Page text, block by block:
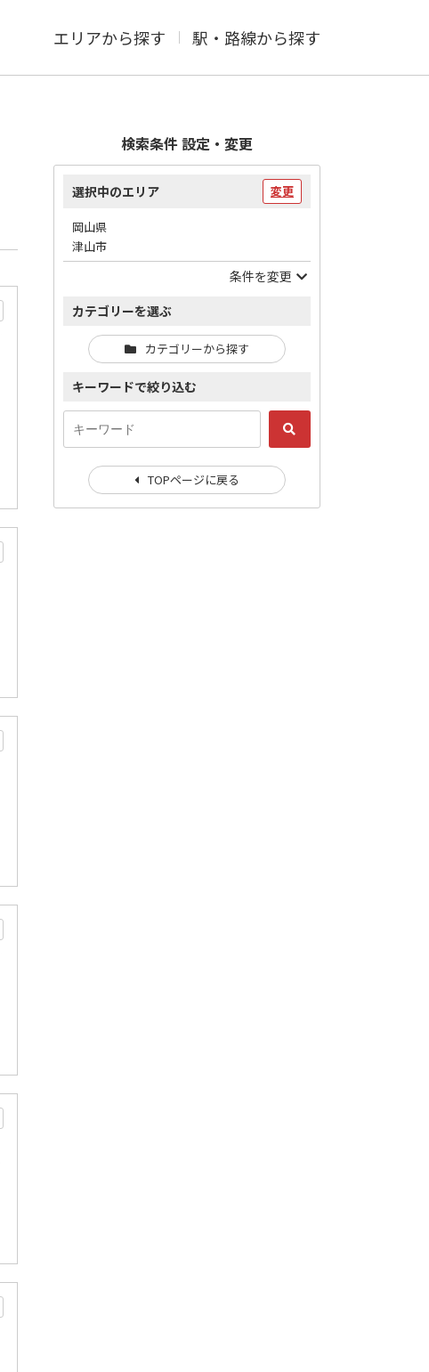
エリアから探す 駅・路線から探す
検索条件 設定・変更
選択中のエリア 変更
岡山県
津山市
条件を変更
カテゴリーを選ぶ
カテゴリーから探す
キーワードで絞り込む
TOPページに戻る